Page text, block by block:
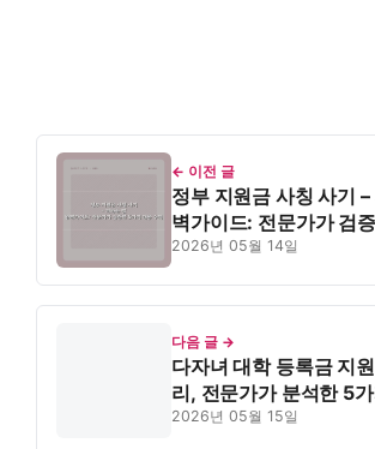
← 이전 글
정부 지원금 사칭 사기
벽가이드: 전문가가 검
응 수칙
2026년 05월 14일
다음 글 →
다자녀 대학 등록금 지
리, 전문가가 분석한 5
2026년 05월 15일